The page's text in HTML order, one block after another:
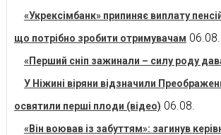
«Укрексімбанк» припиняє виплату
що потрібно зробити отримувачам 06.08.
«Перший сніп зажинали – силу роду
У Ніжині віряни відзначили
освятили перші плоди (відео) 06.08.
«Він воював із забуттям»: загинув